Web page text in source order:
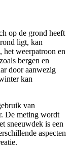
op de grond heeft
ligt, kan
het weerpatroon en
bergen en
door aanwezig
kan
van
De meting wordt
sneeuwdek is een
aspecten